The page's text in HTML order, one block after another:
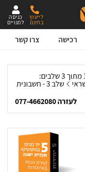
כניסה
למנויים
לייעוץ
בחינם
רכישה צרו קשר
שלב 3 - חשבונית
לעזרה 077-4662080